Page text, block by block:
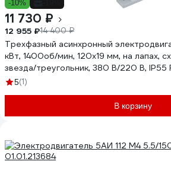
-10%
11 730 ₽
12 955 ₽14 400 ₽
Трехфазный асинхронный
кВт, 1400об/мин, 120х19 мм, на лапах,
звезда/треугольник, 380 В/220 В, IP55
5(1)
В корзину